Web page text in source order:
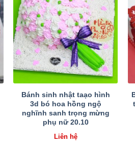
Bánh sinh nhật taạo hình
3d bó hoa hồng ngộ
nghĩnh sanh trọng mừng
phụ nữ 20.10
Liên hệ